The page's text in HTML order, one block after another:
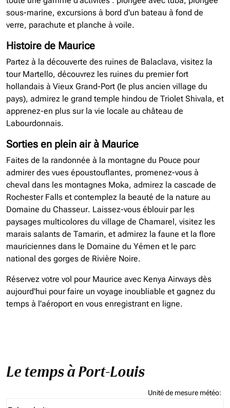
sous-marine, excursions à bord d'un bateau à fond de
verre, parachute et planche à voile.
Histoire de Maurice
Partez à la découverte des ruines de Balaclava, visitez la
tour Martello, découvrez les ruines du premier fort
hollandais à Vieux Grand-Port (le plus ancien village du
pays), admirez le grand temple hindou de Triolet Shivala, et
apprenez-en plus sur la vie locale au château de
Labourdonnais.
Sorties en plein air à Maurice
Faites de la randonnée à la montagne du Pouce pour
admirer des vues époustouflantes, promenez-vous à
cheval dans les montagnes Moka, admirez la cascade de
Rochester Falls et contemplez la beauté de la nature au
Domaine du Chasseur. Laissez-vous éblouir par les
paysages multicolores du village de Chamarel, visitez les
marais salants de Tamarin, et admirez la faune et la flore
mauriciennes dans le Domaine du Yémen et le parc
national des gorges de Rivière Noire.
Réservez votre vol pour Maurice avec Kenya Airways dès
aujourd'hui pour faire un voyage inoubliable et gagnez du
temps à l'aéroport en vous enregistrant en ligne.
Le temps à Port-Louis
Unité de mesure météo: